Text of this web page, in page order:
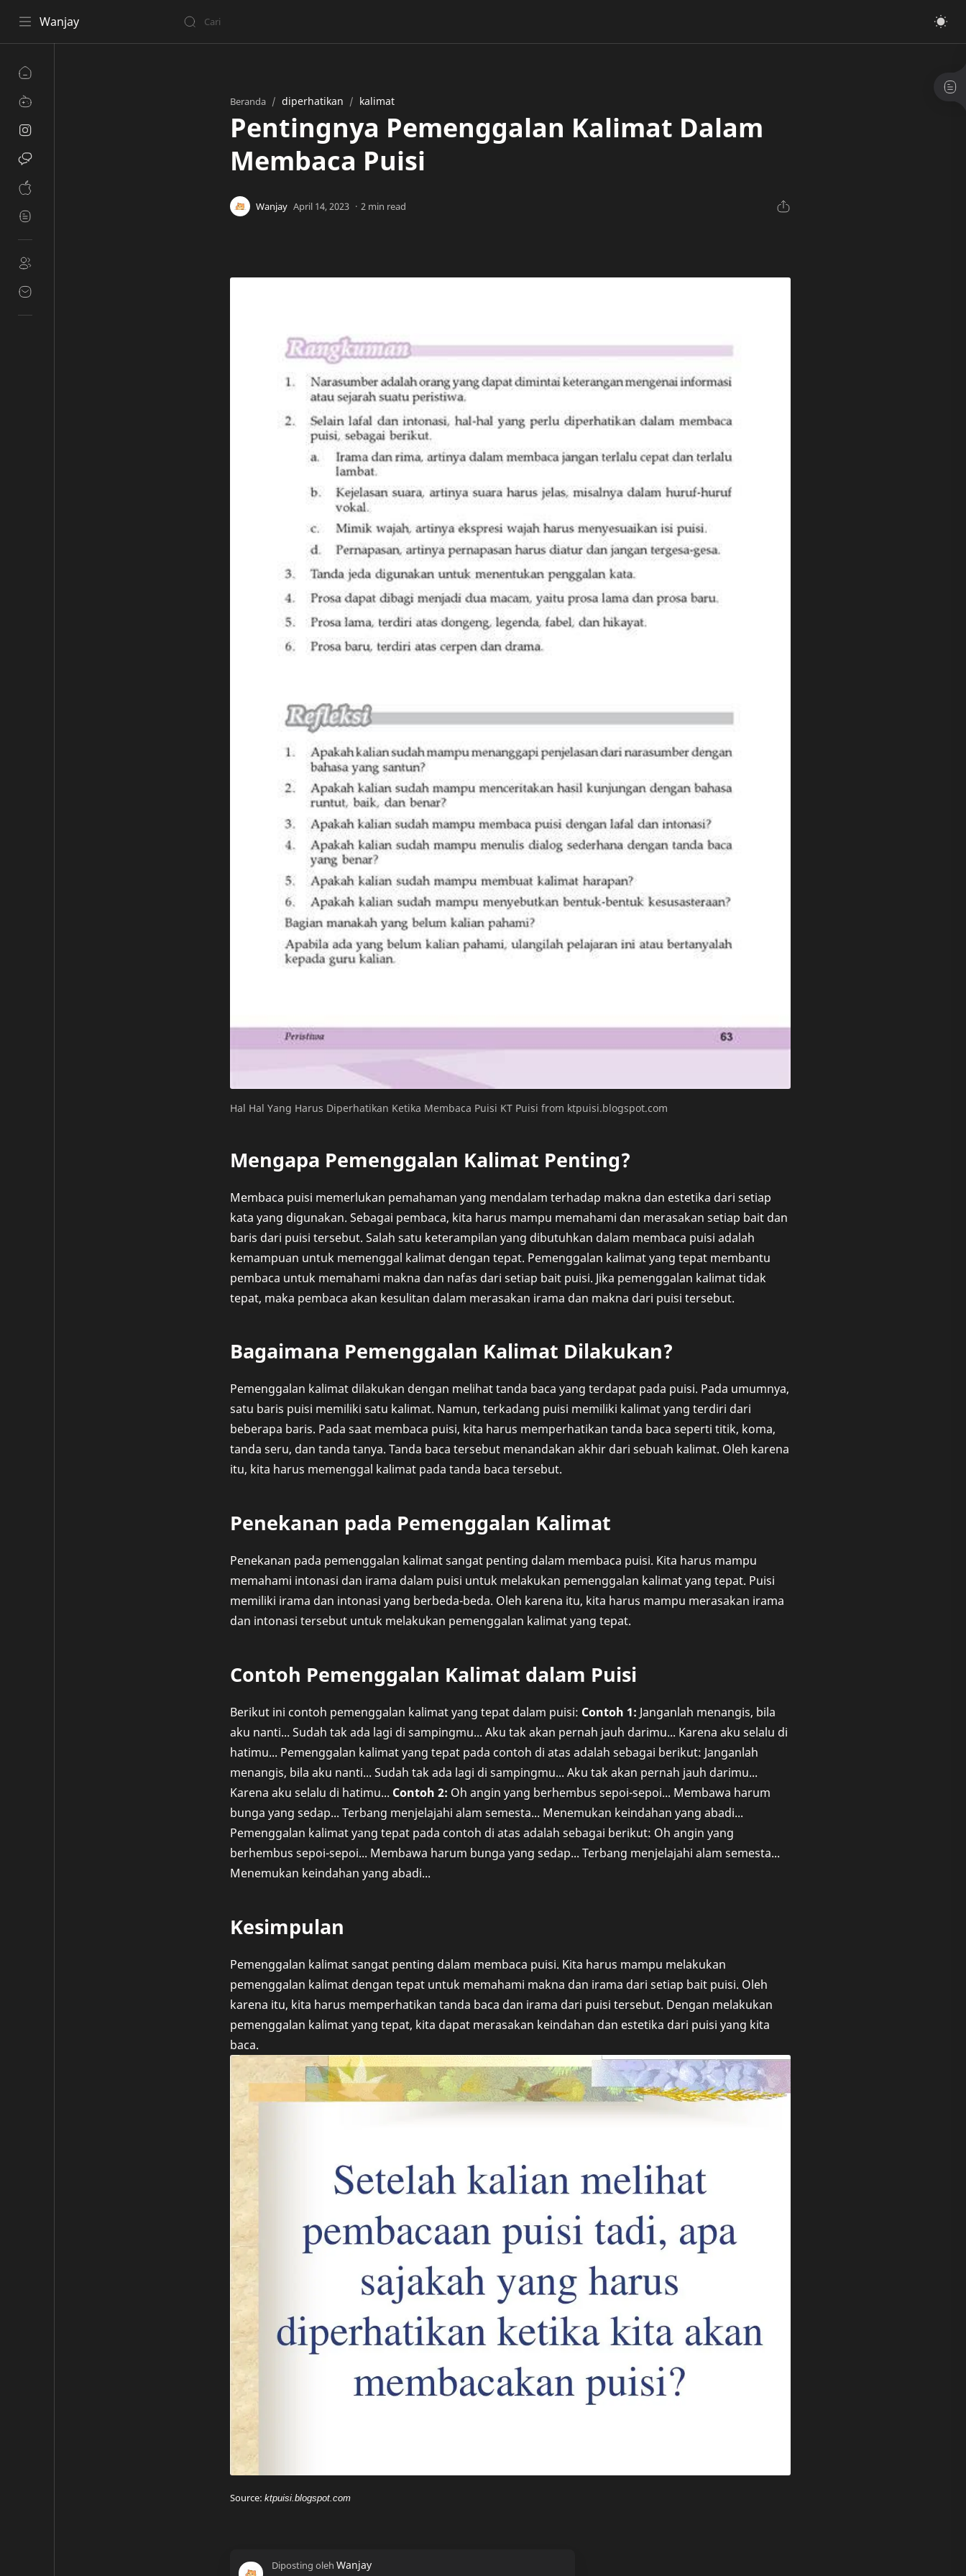
Wanjay
Beranda diperhatikan kalimat
Pentingnya Pemenggalan Kalimat Dalam
Membaca Puisi
2 min read
Hal Hal Yang Harus Diperhatikan Ketika Membaca Puisi KT Puisi from ktpuisi.blogspot.com
Mengapa Pemenggalan Kalimat Penting?
Membaca puisi memerlukan pemahaman yang mendalam terhadap makna dan estetika dari setiap
kata yang digunakan. Sebagai pembaca, kita harus mampu memahami dan merasakan setiap bait dan
baris dari puisi tersebut. Salah satu keterampilan yang dibutuhkan dalam membaca puisi adalah
kemampuan untuk memenggal kalimat dengan tepat. Pemenggalan kalimat yang tepat membantu
pembaca untuk memahami makna dan nafas dari setiap bait puisi. Jika pemenggalan kalimat tidak
tepat, maka pembaca akan kesulitan dalam merasakan irama dan makna dari puisi tersebut.
Bagaimana Pemenggalan Kalimat Dilakukan?
Pemenggalan kalimat dilakukan dengan melihat tanda baca yang terdapat pada puisi. Pada umumnya,
satu baris puisi memiliki satu kalimat. Namun, terkadang puisi memiliki kalimat yang terdiri dari
beberapa baris. Pada saat membaca puisi, kita harus memperhatikan tanda baca seperti titik, koma,
tanda seru, dan tanda tanya. Tanda baca tersebut menandakan akhir dari sebuah kalimat. Oleh karena
itu, kita harus memenggal kalimat pada tanda baca tersebut.
Penekanan pada Pemenggalan Kalimat
Penekanan pada pemenggalan kalimat sangat penting dalam membaca puisi. Kita harus mampu
memahami intonasi dan irama dalam puisi untuk melakukan pemenggalan kalimat yang tepat. Puisi
memiliki irama dan intonasi yang berbeda-beda. Oleh karena itu, kita harus mampu merasakan irama
dan intonasi tersebut untuk melakukan pemenggalan kalimat yang tepat.
Contoh Pemenggalan Kalimat dalam Puisi
Berikut ini contoh pemenggalan kalimat yang tepat dalam puisi: Contoh 1: Janganlah menangis, bila
aku nanti... Sudah tak ada lagi di sampingmu... Aku tak akan pernah jauh darimu... Karena aku selalu di
hatimu... Pemenggalan kalimat yang tepat pada contoh di atas adalah sebagai berikut: Janganlah
menangis, bila aku nanti... Sudah tak ada lagi di sampingmu... Aku tak akan pernah jauh darimu...
Karena aku selalu di hatimu... Contoh 2: Oh angin yang berhembus sepoi-sepoi... Membawa harum
bunga yang sedap... Terbang menjelajahi alam semesta... Menemukan keindahan yang abadi...
Pemenggalan kalimat yang tepat pada contoh di atas adalah sebagai berikut: Oh angin yang
berhembus sepoi-sepoi... Membawa harum bunga yang sedap... Terbang menjelajahi alam semesta...
Menemukan keindahan yang abadi...
Kesimpulan
Pemenggalan kalimat sangat penting dalam membaca puisi. Kita harus mampu melakukan
pemenggalan kalimat dengan tepat untuk memahami makna dan irama dari setiap bait puisi. Oleh
karena itu, kita harus memperhatikan tanda baca dan irama dari puisi tersebut. Dengan melakukan
pemenggalan kalimat yang tepat, kita dapat merasakan keindahan dan estetika dari puisi yang kita
baca.
Source: ktpuisi.blogspot.com